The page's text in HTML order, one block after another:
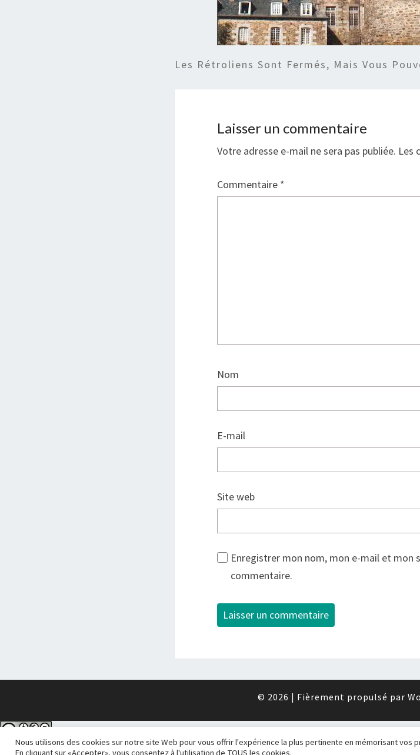
Les Rétroliens Sont Fermés, Mais Vous
Laisser un commentaire
Votre adresse e-mail ne sera pas publiée. Les
Commentaire *
Nom
E-mail
Site web
Enregistrer mon nom, mon e-mail et mon
commentaire.
© 2026 | Fièrement propulsé par
Nous utilisons des cookies sur notre site Web pour vous offrir l'expérience la plus pertinente en mémorisant vos
En cliquant sur «Accepter», vous consentez à l'utilisation de TOUS les cookies.